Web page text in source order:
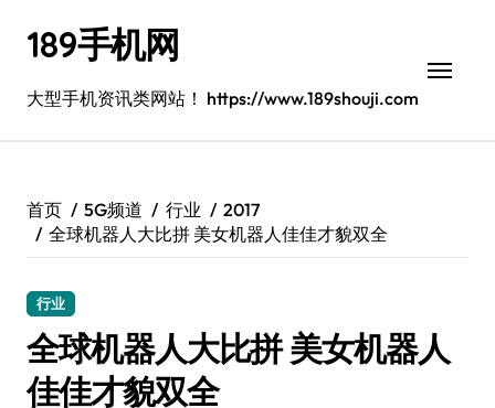
189手机网
大型手机资讯类网站！ https://www.189shouji.com
首页 5G频道 行业
2017
全球机器人大比拼 美女机器人佳佳才貌双全
行业
全球机器人大比拼 美女机器人
佳佳才貌双全